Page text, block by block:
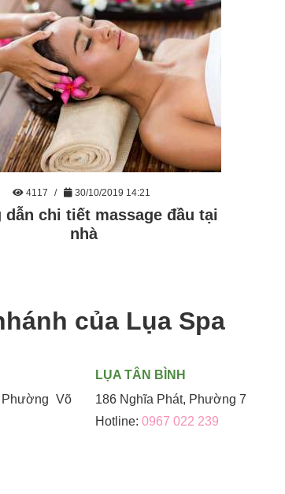
4117 30/10/2019 14:21
dẫn chi tiết massage đầu tại
nhà
của Lụa Spa
Võ
LỤA TÂN BÌNH
186 Nghĩa Phát, Phường 7
Hotline: 0967 022 239